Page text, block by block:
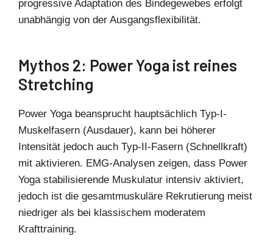
progressive Adaptation des Bindegewebes erfolgt
unabhängig von der Ausgangsflexibilität.
Mythos 2: Power Yoga ist reines
Stretching
Power Yoga beansprucht hauptsächlich Typ-I-
Muskelfasern (Ausdauer), kann bei höherer
Intensität jedoch auch Typ-II-Fasern (Schnellkraft)
mit aktivieren. EMG-Analysen zeigen, dass Power
Yoga stabilisierende Muskulatur intensiv aktiviert,
jedoch ist die gesamtmuskuläre Rekrutierung meist
niedriger als bei klassischem moderatem
Krafttraining.